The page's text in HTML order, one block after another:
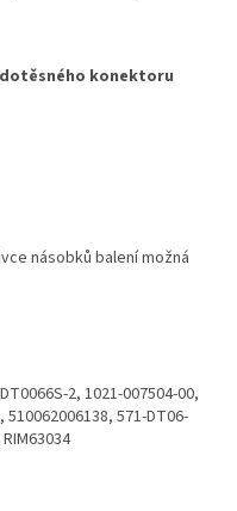
konektoru
násobků balení možná
2, 1021-007504-00,
510062006138, 571-DT06-